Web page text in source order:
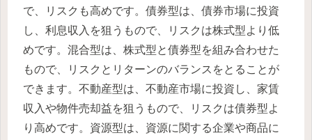
で、リスクも高めです。債券型は、債券市場に投資
し、利息収入を狙うもので、リスクは株式型より低
めです。混合型は、株式型と債券型を組み合わせた
もので、リスクとリターンのバランスをとることが
できます。不動産型は、不動産市場に投資し、家賃
収入や物件売却益を狙うもので、リスクは債券型よ
り高めです。資源型は、資源に関する企業や商品に